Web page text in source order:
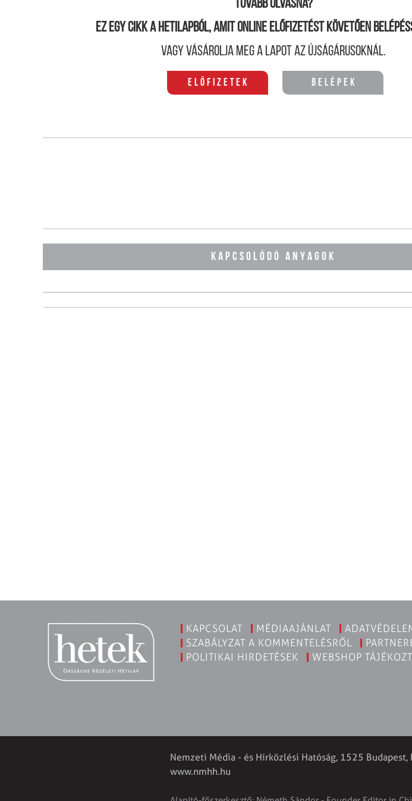
Tovább olvasná?
Ez egy cikk a hetilapból, amit online előfizetést követően
Vagy vásárolja meg a lapot az újságárusoknál.
Előfizetek Belépek
KAPCSOLÓDÓ ANYAGOK
KAPCSOLAT MÉDIAAJÁNLAT
SZABÁLYZAT A KOMMENTELÉSRŐL
POLITIKAI HIRDETÉSEK
WEBSHOP
Nemzeti Média - és Hírközlési Hatóság, 1525
www.nmhh.hu